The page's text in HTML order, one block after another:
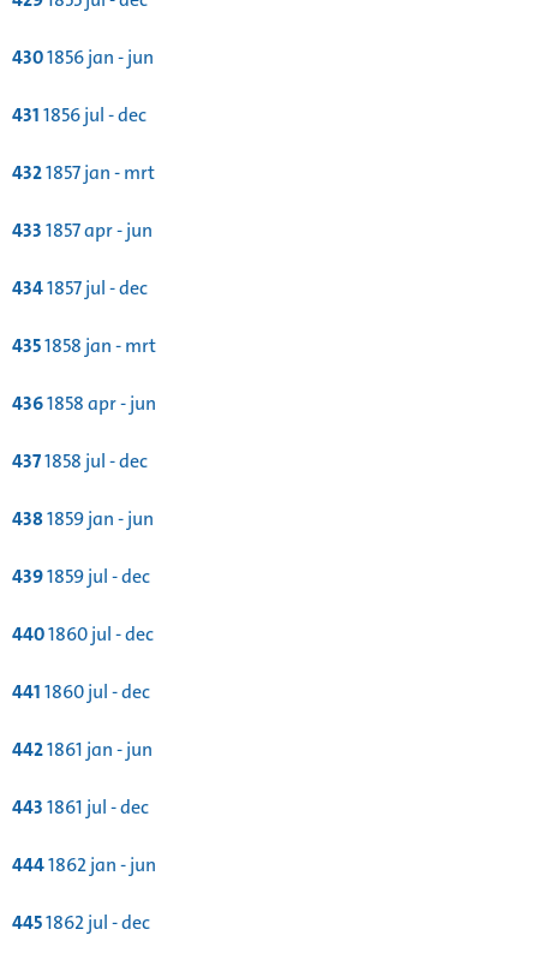
4301856 jan - jun
4311856 jul - dec
4321857 jan - mrt
4331857 apr - jun
4341857 jul - dec
4351858 jan - mrt
4361858 apr - jun
4371858 jul - dec
4381859 jan - jun
4391859 jul - dec
4401860 jul - dec
4411860 jul - dec
4421861 jan - jun
4431861 jul - dec
4441862 jan - jun
4451862 jul - dec